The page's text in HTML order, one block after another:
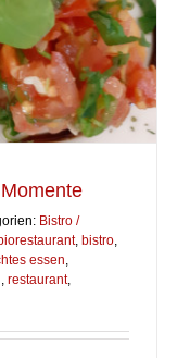
Bistro /
, bistro,
essen,
, restaurant,